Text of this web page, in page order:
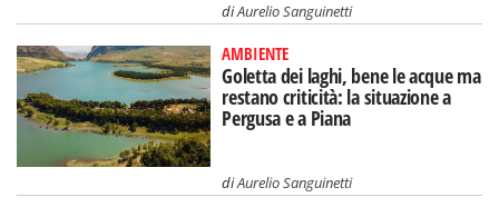
diAurelio Sanguinetti
AMBIENTE
Goletta dei laghi, bene le acque ma
restano criticità: la situazione a
Pergusa e a Piana
diAurelio Sanguinetti